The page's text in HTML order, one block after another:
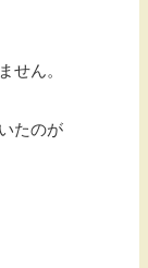
せん。
たのが